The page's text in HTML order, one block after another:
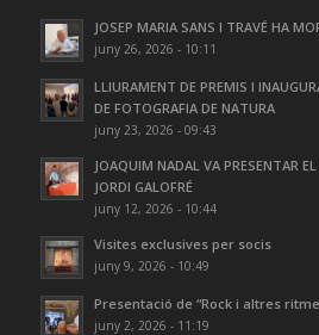
JOSEP MARIA SANS I TRAVÉ HA
juny 26, 2026 - 10:11
LLIURAMENT DE PREMIS I
DE FOTOGRAFIA DE NATURA
juny 23, 2026 - 09:43
JOAQUIM NADAL VA PRESENTAR
JORDI GALOFRÉ
juny 12, 2026 - 10:44
Visites exclusives per socis
juny 9, 2026 - 10:49
Presentació de “Rock i altres
juny 2, 2026 - 11:19